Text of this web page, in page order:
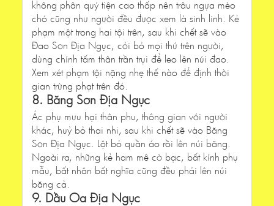
không phân quý tiện cao thấp nên trâu ngựa mèo
chó cũng như người đều được xem là sinh linh. Kẻ
phạm một trong hai tội trên, sau khi chết sẽ vào
Đao Sơn Địa Ngục, cởi bỏ mọi thứ trên người,
dùng chính tấm thân trần trụi để leo lên núi đao.
Xem xét phạm tội nặng nhẹ thế nào để định thời
gian trừng phạt trên đó.
8. Băng Sơn Địa Ngục
Ác phụ mưu hại thân phu, thông gian với người
khác, huỷ bỏ thai nhi, sau khi chết sẽ vào Băng
Sơn Địa Ngục. Lột bỏ quần áo rồi lên núi băng.
Ngoài ra, những kẻ ham mê cờ bạc, bất kính phụ
mẫu, bất nhân bất nghĩa cũng đều phải lên núi
băng cả.
9. Dầu Oa Địa Ngục